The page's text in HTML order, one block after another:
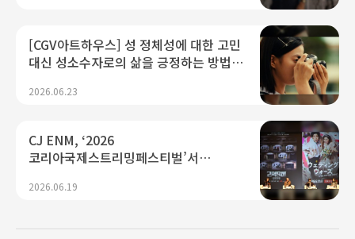
[CGV아트하우스] 성 정체성에 대한 고민
대신 성소수자로의 삶을 긍정하는 방법,
2026.06.23
CJ ENM, ‘2026
코리아국제스트리밍페스티벌’서
기술 결합으로 글로벌 확장 가속"
2026.06.19